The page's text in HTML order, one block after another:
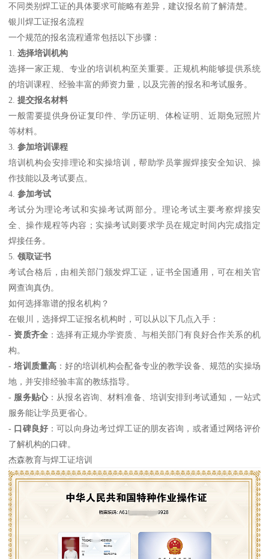
不同类别焊工证的具体要求可能略有差异，建议报名前了解清楚。
银川焊工证报名流程
一个规范的报名流程通常包括以下步骤：
1.选择培训机构
选择一家正规、专业的培训机构至关重要。正规机构能够提供系统
的培训课程、经验丰富的师资力量，以及完善的报名和考试服务。
2.提交报名材料
一般需要提供身份证复印件、学历证明、体检证明、近期免冠照片
等材料。
3.参加培训课程
培训机构会安排理论和实操培训，帮助学员掌握焊接安全知识、操
作技能以及考试要点。
4.参加考试
考试分为理论考试和实操考试两部分。理论考试主要考察焊接安
全、操作规程等内容；实操考试则要求学员在规定时间内完成指定
焊接任务。
5.领取证书
考试合格后，由相关部门颁发焊工证，证书全国通用，可在相关官
网查询真伪。
如何选择靠谱的报名机构？
在银川，选择焊工证报名机构时，可以从以下几点入手：
- 资质齐全 ：选择有正规办学资质、与相关部门有良好合作关系的机
构。
-培训质量高 ：好的培训机构会配备专业的教学设备、规范的实操场
地，并安排经验丰富的教练指导。
- 服务贴心：从报名咨询、材料准备、培训安排到考试通知，一站式
服务能让学员更省心。
- 口碑良好 ：可以向身边考过焊工证的朋友咨询，或者通过网络评价
了解机构的口碑。
杰森教育与焊工证培训